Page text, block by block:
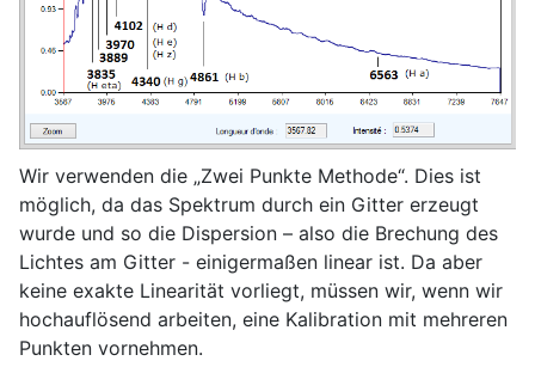
Wir verwenden die „Zwei Punkte Methode“. Dies ist
möglich, da das Spektrum durch ein Gitter erzeugt
wurde und so die Dispersion – also die Brechung des
Lichtes am Gitter - einigermaßen linear ist. Da aber
keine exakte Linearität vorliegt, müssen wir, wenn wir
hochauflösend arbeiten, eine Kalibration mit mehreren
Punkten vornehmen.